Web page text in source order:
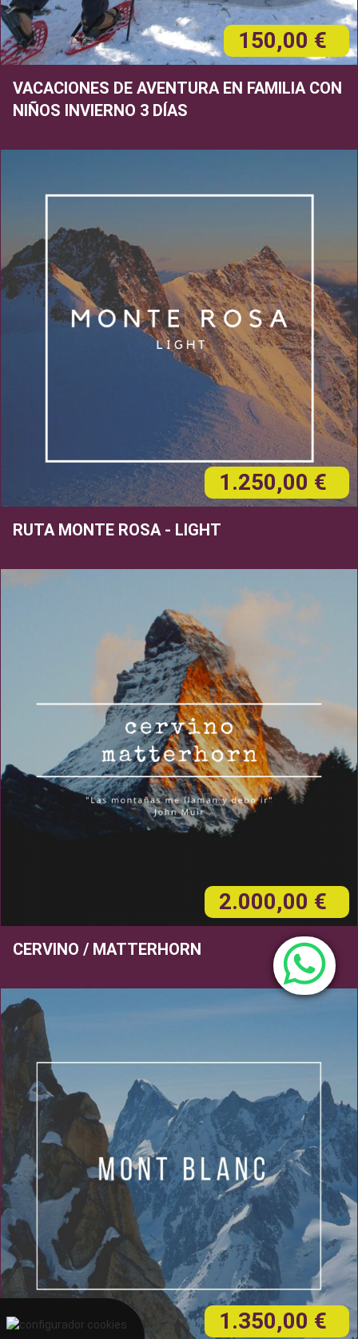
150,00 €
VACACIONES DE AVENTURA EN FAMILIA CON
NIÑOS INVIERNO 3 DÍAS
1.250,00 €
RUTA MONTE ROSA - LIGHT
2.000,00 €
CERVINO / MATTERHORN
1.350,00 €